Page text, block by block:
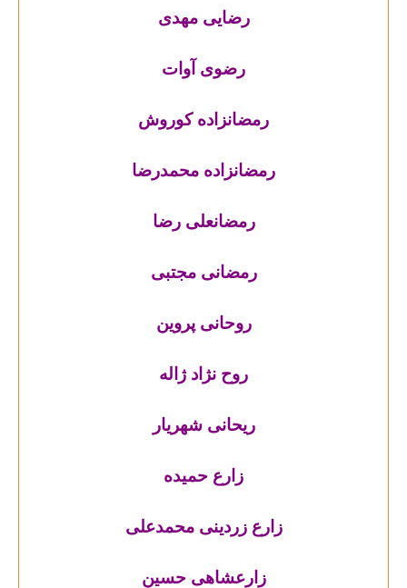
رضایی مهدی
رضوی آوات
رمضانزاده کوروش
رمضانزاده محمدرضا
رمضانعلی رضا
رمضانی مجتبی
روحانی پروین
روح نژاد ژاله
ریحانی شهریار
زارع حمیده
زارع زردینی محمدعلی
زارعشاهی حسین